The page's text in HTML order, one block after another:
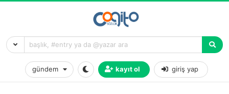
gündem kayıt ol giriş yap